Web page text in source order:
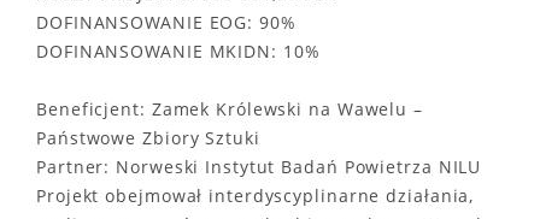
DOFINANSOWANIE EOG: 90%
DOFINANSOWANIE MKIDN: 10%
Beneficjent: Zamek Królewski na Wawelu –
Państwowe Zbiory Sztuki
Partner: Norweski Instytut Badań Powietrza NILU
Projekt obejmował interdyscyplinarne działania,